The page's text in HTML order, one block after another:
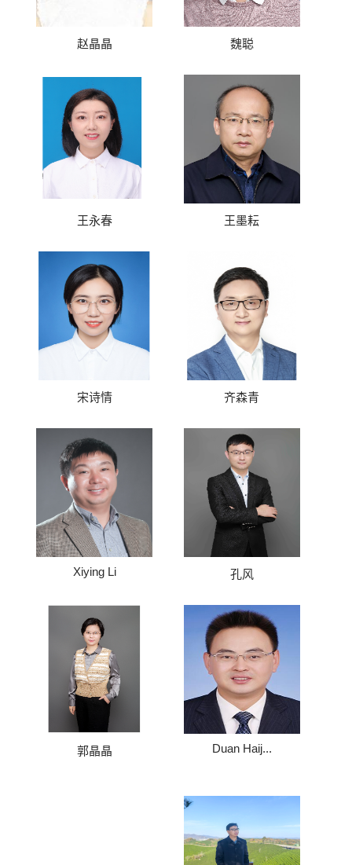
赵晶晶 魏聪
王永春 王墨耘
宋诗情 齐森青
Xiying Li 孔风
郭晶晶 Duan Haij...